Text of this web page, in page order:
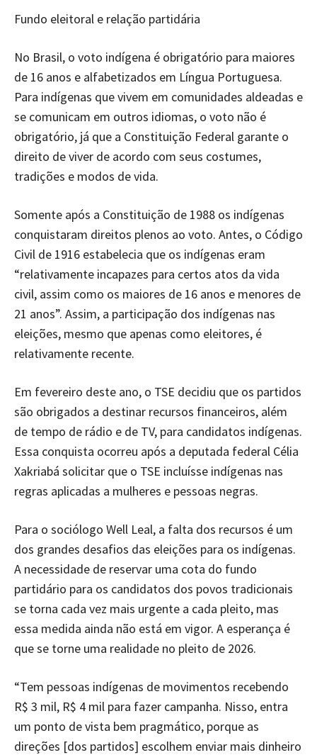
Fundo eleitoral e relação partidária
No Brasil, o voto indígena é obrigatório para maiores
de 16 anos e alfabetizados em Língua Portuguesa.
Para indígenas que vivem em comunidades aldeadas e
se comunicam em outros idiomas, o voto não é
obrigatório, já que a Constituição Federal garante o
direito de viver de acordo com seus costumes,
tradições e modos de vida.
Somente após a Constituição de 1988 os indígenas
conquistaram direitos plenos ao voto. Antes, o Código
Civil de 1916 estabelecia que os indígenas eram
“relativamente incapazes para certos atos da vida
civil, assim como os maiores de 16 anos e menores de
21 anos”. Assim, a participação dos indígenas nas
eleições, mesmo que apenas como eleitores, é
relativamente recente.
Em fevereiro deste ano, o TSE decidiu que os partidos
são obrigados a destinar recursos financeiros, além
de tempo de rádio e de TV, para candidatos indígenas.
Essa conquista ocorreu após a deputada federal Célia
Xakriabá solicitar que o TSE incluísse indígenas nas
regras aplicadas a mulheres e pessoas negras.
Para o sociólogo Well Leal, a falta dos recursos é um
dos grandes desafios das eleições para os indígenas.
A necessidade de reservar uma cota do fundo
partidário para os candidatos dos povos tradicionais
se torna cada vez mais urgente a cada pleito, mas
essa medida ainda não está em vigor. A esperança é
que se torne uma realidade no pleito de 2026.
“Tem pessoas indígenas de movimentos recebendo
R$ 3 mil, R$ 4 mil para fazer campanha. Nisso, entra
um ponto de vista bem pragmático, porque as
direções [dos partidos] escolhem enviar mais dinheiro